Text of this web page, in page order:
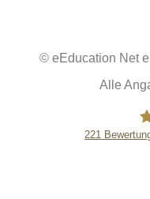
© eEducation Net
Alle
221